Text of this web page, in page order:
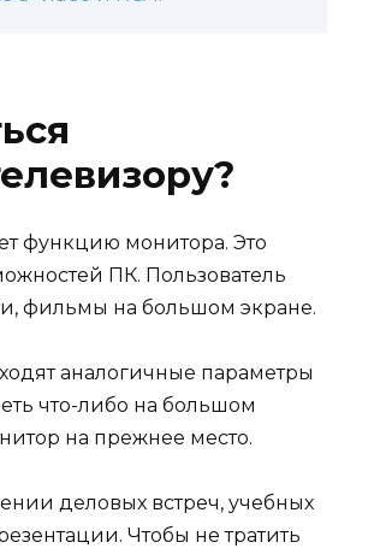
функцию монитора. Это
ПК. Пользователь
фильмы на большом экране.
аналогичные параметры
что-либо на большом
на прежнее место.
деловых встреч, учебных
Чтобы не тратить